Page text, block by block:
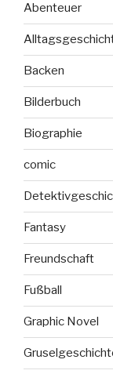
Abenteuer
Backen
Bilderbuch
Biographie
comic
Fantasy
Freundschaft
Fußball
Graphic Novel